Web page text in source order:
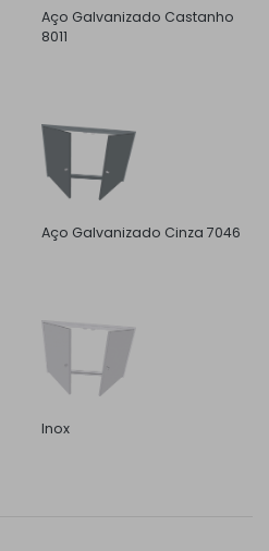
Aço Galvanizado Castanho
8011
Aço Galvanizado Cinza 7046
Inox